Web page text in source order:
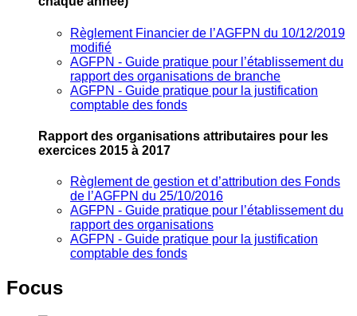
Règlement Financier de l’AGFPN du 10/12/2019
modifié
AGFPN ‐ Guide pratique pour l’établissement du
rapport des organisations de branche
AGFPN ‐ Guide pratique pour la justification
comptable des fonds
Rapport des organisations attributaires pour les
exercices 2015 à 2017
Règlement de gestion et d’attribution des Fonds
de l’AGFPN du 25/10/2016
AGFPN ‐ Guide pratique pour l’établissement du
rapport des organisations
AGFPN ‐ Guide pratique pour la justification
comptable des fonds
Focus